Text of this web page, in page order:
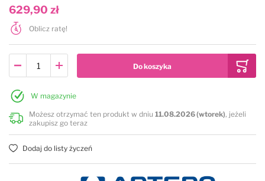
629,90 zł
Oblicz ratę!
W magazynie
Możesz otrzymać ten produkt w dniu 11.08.2026 (wtorek), jeżeli
zakupisz go teraz
Dodaj do listy życzeń